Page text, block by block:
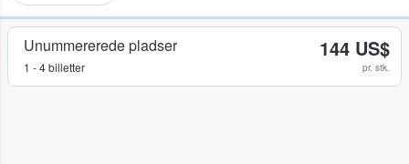
Unummererede pladser
1 - 4 billetter
144 US$
pr. stk.